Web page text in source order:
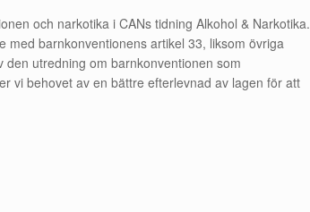
och narkotika i CANs tidning Alkohol & Narkotika.
med barnkonventionens artikel 33, liksom övriga
utredning om barnkonventionen som
vi behovet av en bättre efterlevnad av lagen för att